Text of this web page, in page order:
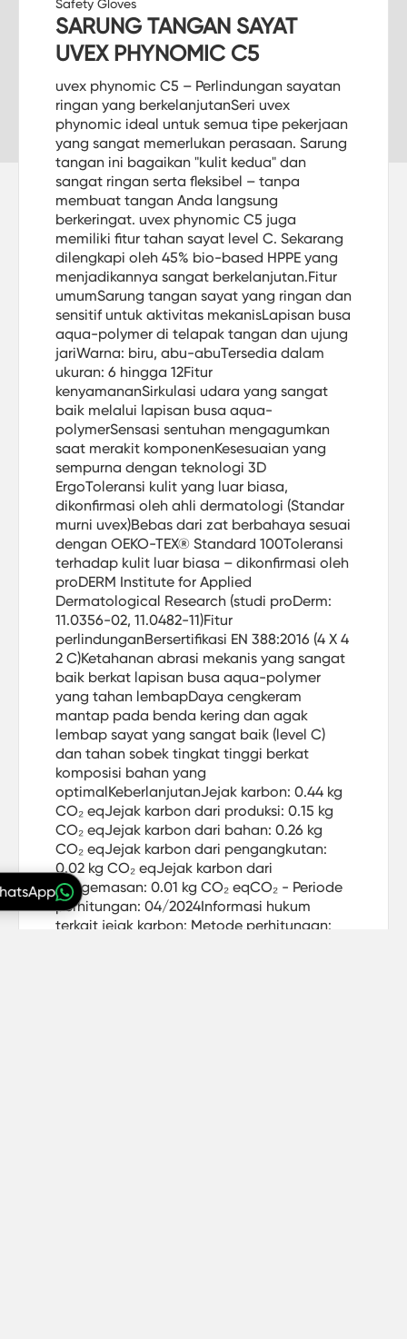
Safety Gloves
SARUNG TANGAN SAYAT
UVEX PHYNOMIC C5
uvex phynomic C5 – Perlindungan sayatan
ringan yang berkelanjutanSeri uvex
phynomic ideal untuk semua tipe pekerjaan
yang sangat memerlukan perasaan. Sarung
tangan ini bagaikan "kulit kedua" dan
sangat ringan serta fleksibel – tanpa
membuat tangan Anda langsung
berkeringat. uvex phynomic C5 juga
memiliki fitur tahan sayat level C. Sekarang
dilengkapi oleh 45% bio-based HPPE yang
menjadikannya sangat berkelanjutan.Fitur
umumSarung tangan sayat yang ringan dan
sensitif untuk aktivitas mekanisLapisan busa
aqua-polymer di telapak tangan dan ujung
jariWarna: biru, abu-abuTersedia dalam
ukuran: 6 hingga 12Fitur
kenyamananSirkulasi udara yang sangat
baik melalui lapisan busa aqua-
polymerSensasi sentuhan mengagumkan
saat merakit komponenKesesuaian yang
sempurna dengan teknologi 3D
ErgoToleransi kulit yang luar biasa,
dikonfirmasi oleh ahli dermatologi (Standar
murni uvex)Bebas dari zat berbahaya sesuai
dengan OEKO-TEX® Standard 100Toleransi
terhadap kulit luar biasa – dikonfirmasi oleh
proDERM Institute for Applied
Dermatological Research (studi proDerm:
11.0356-02, 11.0482-11)Fitur
perlindunganBersertifikasi EN 388:2016 (4 X 4
2 C)Ketahanan abrasi mekanis yang sangat
baik berkat lapisan busa aqua-polymer
yang tahan lembapDaya cengkeram
mantap pada benda kering dan agak
lembap sayat yang sangat baik (level C)
dan tahan sobek tingkat tinggi berkat
komposisi bahan yang
optimalKeberlanjutanJejak karbon: 0.44 kg
CO₂ eqJejak karbon dari produksi: 0.15 kg
CO₂ eqJejak karbon dari bahan: 0.26 kg
CO₂ eqJejak karbon dari pengangkutan:
0.02 kg CO₂ eqJejak karbon dari
pengemasan: 0.01 kg CO₂ eqCO₂ - Periode
perhitungan: 04/2024Informasi hukum
terkait jejak karbon: Metode perhitungan: